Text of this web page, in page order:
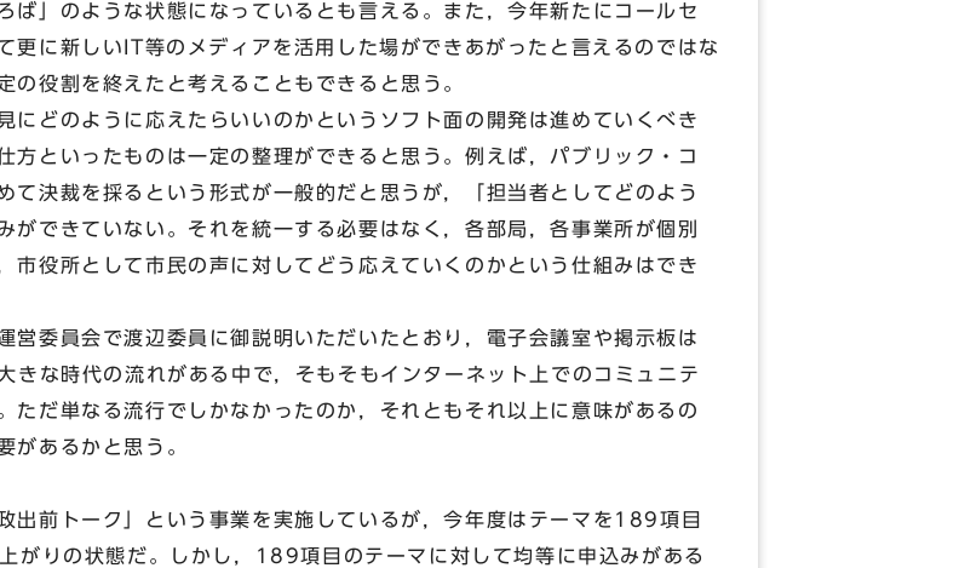
ば」のような状態になっているとも言える。また，今年新たにコールセ
更に新しいIT等のメディアを活用した場ができあがったと言えるのではな
の役割を終えたと考えることもできると思う。
どのように応えたらいいのかというソフト面の開発は進めていくべき
方といったものは一定の整理ができると思う。例えば，パブリック・コ
て決裁を採るという形式が一般的だと思うが，「担当者としてどのよう
ができていない。それを統一する必要はなく，各部局，各事業所が個別
市役所として市民の声に対してどう応えていくのかという仕組みはでき
委員会で渡辺委員に御説明いただいたとおり，電子会議室や掲示板は
きな時代の流れがある中で，そもそもインターネット上でのコミュニテ
ただ単なる流行でしかなかったのか，それともそれ以上に意味があるの
があるかと思う。
前トーク」という事業を実施しているが，今年度はテーマを189項目
がりの状態だ。しかし，189項目のテーマに対して均等に申込みがある